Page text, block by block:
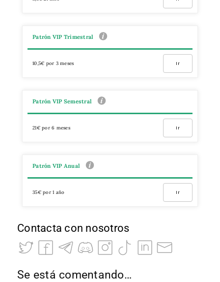
Patrón VIP Trimestral
10,5€ por 3 meses Ir
Patrón VIP Semestral
21€ por 6 meses Ir
Patrón VIP Anual
35€ por 1 año Ir
Contacta con nosotros
Se está comentando…